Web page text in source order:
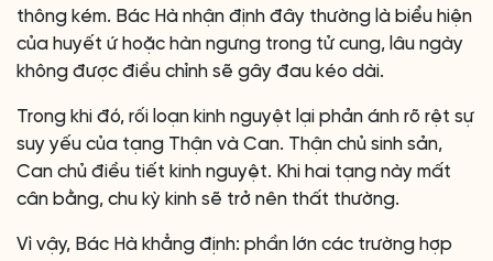
thông kém. Bác Hà nhận định đây thường là biểu hiện
của huyết ứ hoặc hàn ngưng trong tử cung, lâu ngày
không được điều chỉnh sẽ gây đau kéo dài.
Trong khi đó, rối loạn kinh nguyệt lại phản ánh rõ rệt sự
suy yếu của tạng Thận và Can. Thận chủ sinh sản,
Can chủ điều tiết kinh nguyệt. Khi hai tạng này mất
cân bằng, chu kỳ kinh sẽ trở nên thất thường.
Vì vậy, Bác Hà khẳng định: phần lớn các trường hợp